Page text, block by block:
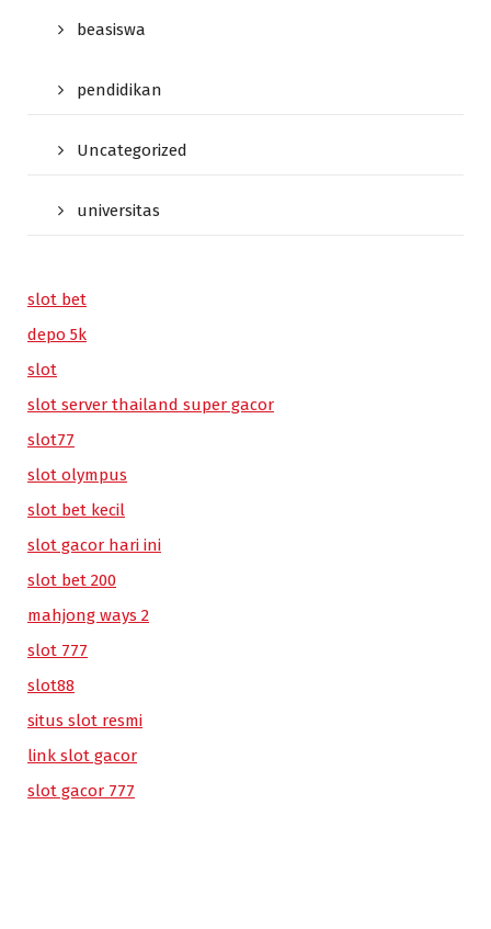
beasiswa
pendidikan
Uncategorized
universitas
slot bet
depo 5k
slot
slot server thailand super gacor
slot77
slot olympus
slot bet kecil
slot gacor hari ini
slot bet 200
mahjong ways 2
slot 777
slot88
situs slot resmi
link slot gacor
slot gacor 777